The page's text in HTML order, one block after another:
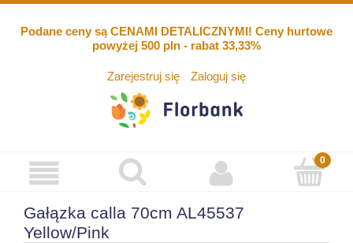
Podane ceny są CENAMI DETALICZNYMI! Ceny hurtowe
powyżej 500 pln - rabat 33,33%
Zarejestruj się Zaloguj się
Gałązka calla 70cm AL45537
Yellow/Pink